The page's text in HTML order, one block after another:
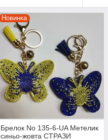
Новинка
Брелок No 135-6-UA Метелик
синьо-жовта СТРАЗИ